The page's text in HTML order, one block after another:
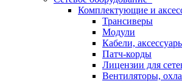
Комплектующие и
Трансиверы
Модули
Кабели,
Патч-корды
Лицензии для
Вентиляторы,